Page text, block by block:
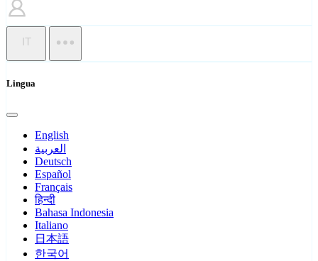
IT
Lingua
English
العربية
Deutsch
Español
Français
हिन्दी
Bahasa Indonesia
Italiano
日本語
한국어